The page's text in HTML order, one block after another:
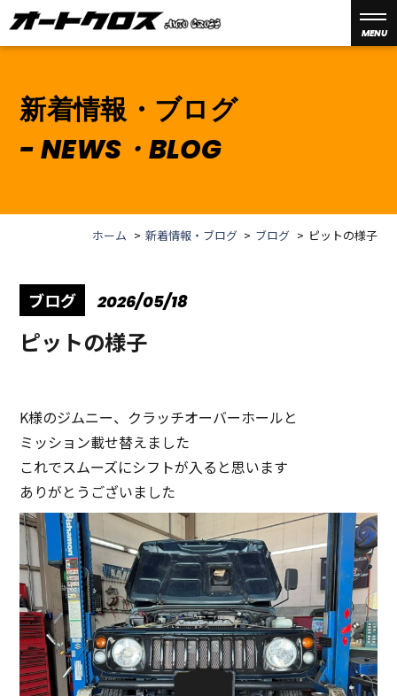
MENU
新着情報・ブログ
NEWS・BLOG
ホーム 新着情報・ブログ ブログ ピットの様子
ブログ 2026/05/18
ピットの様子
K様のジムニー、クラッチオーバーホールと
ミッション載せ替えました
これでスムーズにシフトが入ると思います
ありがとうございました